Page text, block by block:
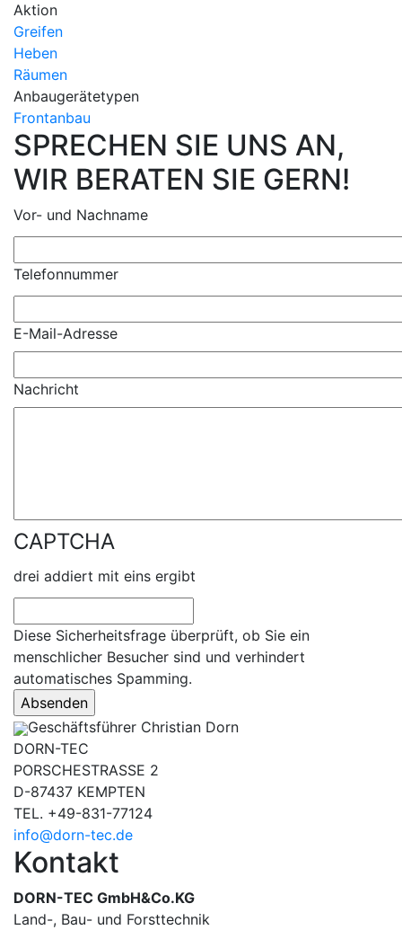
Aktion
Greifen
Heben
Räumen
Anbaugerätetypen
Frontanbau
SPRECHEN SIE UNS AN,
WIR BERATEN SIE GERN!
Vor- und Nachname
Telefonnummer
E-Mail-Adresse
Nachricht
CAPTCHA
drei addiert mit eins ergibt
Diese Sicherheitsfrage überprüft, ob Sie ein
menschlicher Besucher sind und verhindert
automatisches Spamming.
Geschäftsführer Christian Dorn
DORN-TEC
PORSCHESTRASSE 2
D-87437 KEMPTEN
TEL. +49-831-77124
info@dorn-tec.de
Kontakt
DORN-TEC GmbH&Co.KG
Land-, Bau- und Forsttechnik